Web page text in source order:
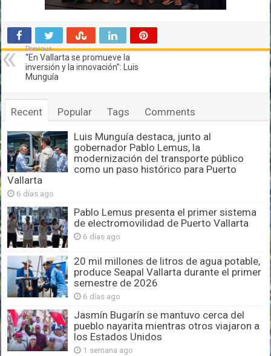
Previous
“En Vallarta se promueve la
inversión y la innovación”: Luis
Munguía
Recent Popular Tags Comments
Luis Munguía destaca, junto al
gobernador Pablo Lemus, la
modernización del transporte público
como un paso histórico para Puerto
Vallarta
6 días ago
Pablo Lemus presenta el primer sistema
de electromovilidad de Puerto Vallarta
6 días ago
20 mil millones de litros de agua potable,
produce Seapal Vallarta durante el primer
semestre de 2026
6 días ago
Jasmín Bugarín se mantuvo cerca del
pueblo nayarita mientras otros viajaron a
los Estados Unidos
1 semana ago